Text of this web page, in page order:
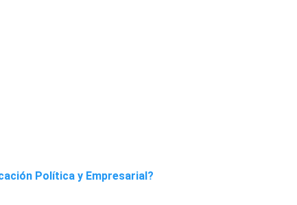
Política y Empresarial?